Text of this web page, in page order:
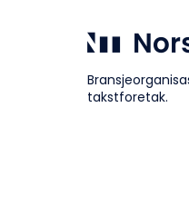
takstforetak.